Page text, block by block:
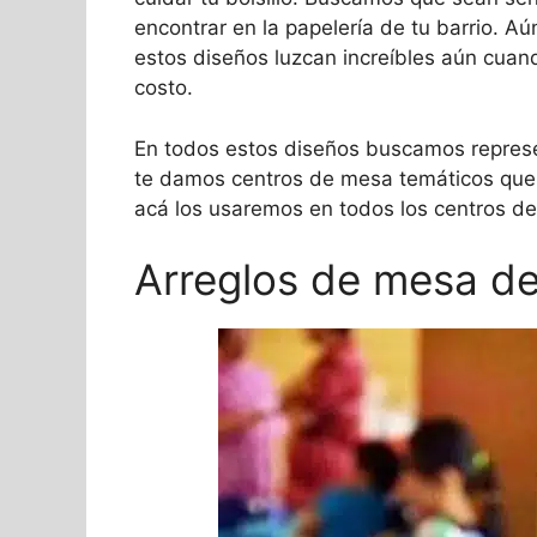
encontrar en la papelería de tu barrio.
estos diseños luzcan increíbles aún
costo.
En todos estos diseños buscamos
te damos centros de mesa temáticos
acá los usaremos en todos los centros
Arreglos de mesa